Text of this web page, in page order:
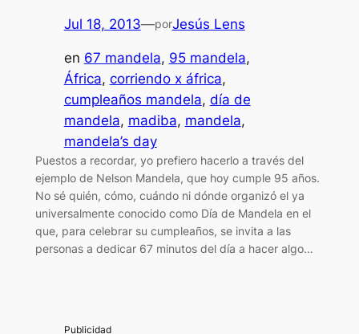
Jul 18, 2013—porJesús Lens
en 67 mandela, 95 mandela
África, corriendo x áfrica
cumpleaños mandela, día de
mandela, madiba, mandela
mandela’s day
Puestos a recordar, yo prefiero hacerlo a través del
ejemplo de Nelson Mandela, que hoy cumple 95 años.
No sé quién, cómo, cuándo ni dónde organizó el ya
universalmente conocido como Día de Mandela en el
que, para celebrar su cumpleaños, se invita a las
personas a dedicar 67 minutos del día a hacer algo…